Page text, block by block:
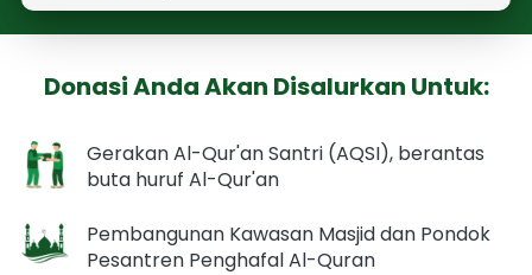
Donasi Anda Akan Disalurkan Untuk:
Gerakan Al-Qur'an Santri (AQSI), berantas
buta huruf Al-Qur'an
Pembangunan Kawasan Masjid dan Pondok
Pesantren Penghafal Al-Quran